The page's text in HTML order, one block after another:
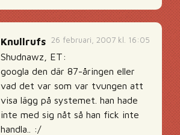
26 februari, 2007 kl. 16:05
Knullrufs
Shudnawz, ET:
googla den där 87-åringen eller
vad det var som var tvungen att
visa lägg på systemet. han hade
inte med sig nåt så han fick inte
handla.. :/